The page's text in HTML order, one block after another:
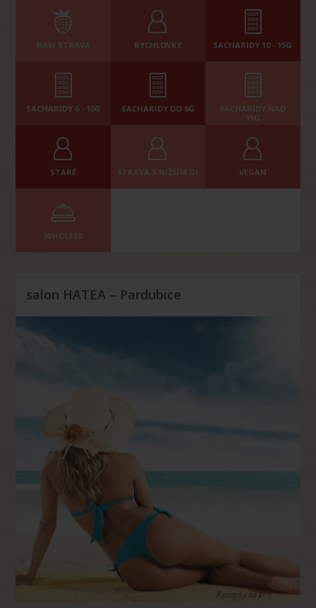
RAW STRAVA RYCHLOVKY SACHARIDY 10 - 15G
SACHARIDY 6 - 10G SACHARIDY DO 6G
SACHARIDY NAD
15G
STARÉ STRAVA S NIŽŠÍM GI VEGAN
WHOLE30
salon HATEA – Pardubice